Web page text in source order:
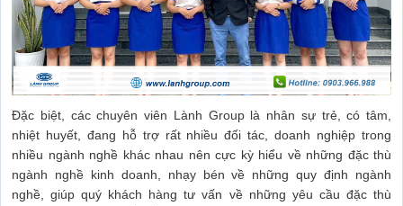
Đặc biệt, các chuyên viên Lành Group là nhân sự trẻ, có tâm,
nhiệt huyết, đang hỗ trợ rất nhiều đối tác, doanh nghiệp trong
nhiều ngành nghề khác nhau nên cực kỳ hiểu về những đặc thù
ngành nghề kinh doanh, nhạy bén về những quy định ngành
nghề, giúp quý khách hàng tư vấn về những yêu cầu đặc thù